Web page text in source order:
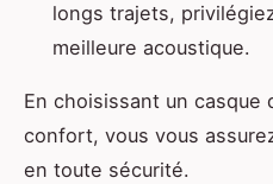
longs trajets,
meilleure acoustique.
En choisissant un casque
confort, vous vous
en toute sécurité.